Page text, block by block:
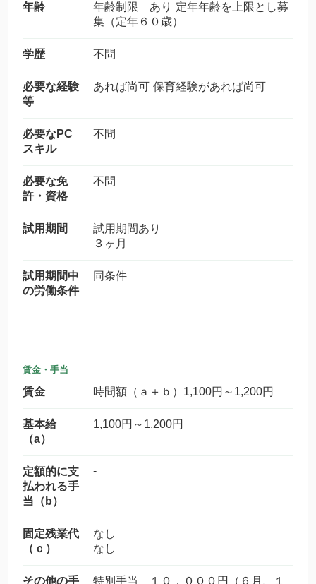
年齢
年齢制限 あり 定年年齢を上限とし募
集（定年６０歳）
学歴 不問
必要な経験
等
あれば尚可 保育経験があれば尚可
必要なPC
スキル
不問
必要な免
許・資格
不問
試用期間
試用期間あり
３ヶ月
試用期間中
の労働条件
同条件
賃金・手当
賃金 時間額（ａ＋ｂ）1,100円～1,200円
基本給
（a）
1,100円～1,200円
定額的に支
払われる手
当（b）
-
固定残業代
（ｃ）
なし
なし
その他の手 特別手当 １０，０００円（６月、１